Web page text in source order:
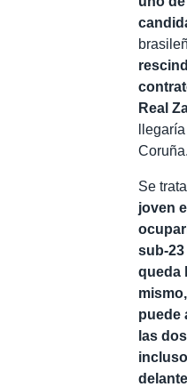
Real
Coruña.
Se
joven
sub-
queda
puede
las